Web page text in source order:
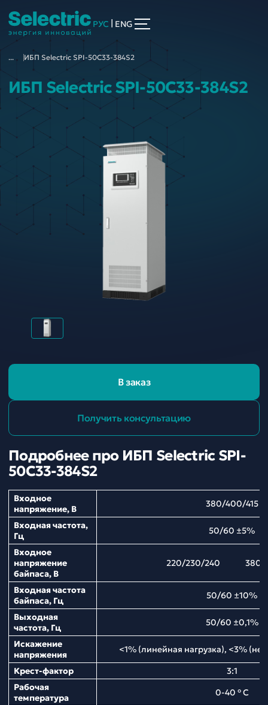
РУС ENG
... ИБП Selectric SPI-50C33-384S2
ИБП Selectric SPI-50C33-384S2
В заказ
Получить консультацию
Подробнее про ИБП Selectric SPI-
50C33-384S2
Входное
напряжение, В
380/400/415
Входная частота,
Гц
50/60 ±5%
Входное
напряжение
байпаса, В
220/230/240 380/
Входная частота
байпаса, Гц
50/60 ±10%
Выходная
частота, Гц
50/60 ±0,1%
Искажение
напряжения
<1% (линейная нагрузка), <3%
Крест-фактор
3:1
Рабочая
температура
0-40 ° С